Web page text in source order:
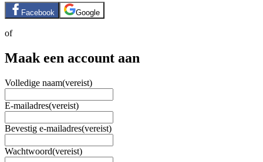
Facebook Google
of
Maak een account aan
Volledige naam(vereist)
E-mailadres(vereist)
Bevestig e-mailadres(vereist)
Wachtwoord(vereist)